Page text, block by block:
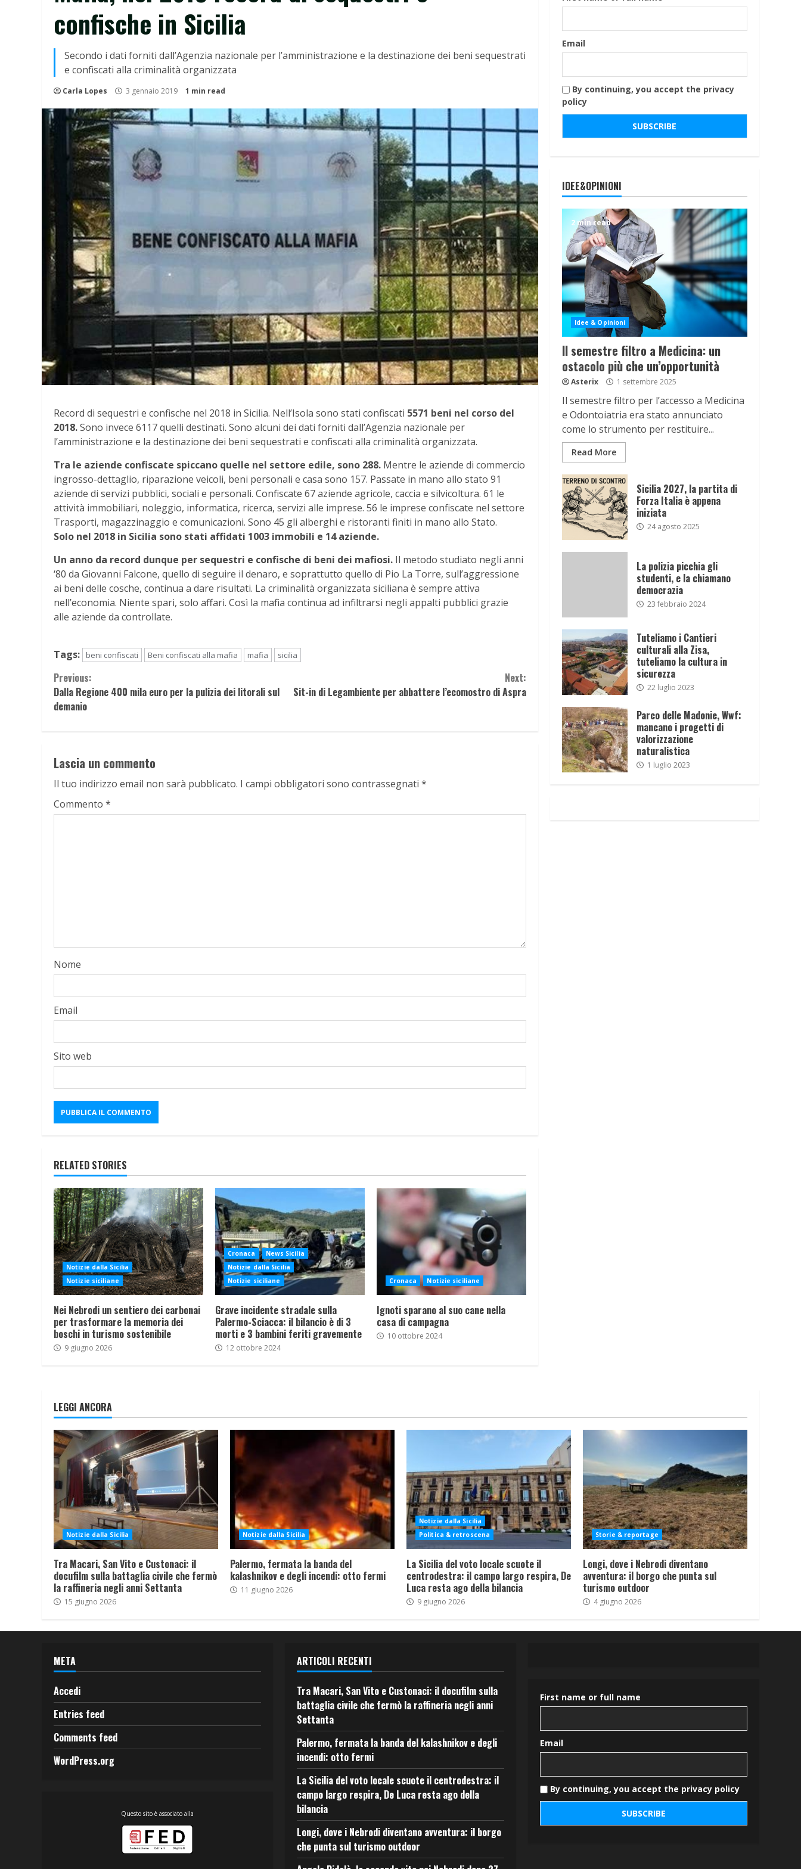
confische in Sicilia
Secondo i dati forniti dall’Agenzia nazionale per l’amministrazione e la destinazione dei beni sequestrati
e confiscati alla criminalità organizzata
Carla Lopes 3 gennaio 2019 1 min read
Record di sequestri e confische nel 2018 in Sicilia. Nell’Isola sono stati confiscati 5571 beni nel corso del
2018.Sono invece 6117 quelli destinati. Sono alcuni dei dati forniti dall’Agenzia nazionale per
l’amministrazione e la destinazione dei beni sequestrati e confiscati alla criminalità organizzata.
Tra le aziende confiscate spiccano quelle nel settore edile, sono 288. Mentre le aziende di commercio
ingrosso-dettaglio, riparazione veicoli, beni personali e casa sono 157. Passate in mano allo stato 91
aziende di servizi pubblici, sociali e personali. Confiscate 67 aziende agricole, caccia e silvicoltura. 61 le
attività immobiliari, noleggio, informatica, ricerca, servizi alle imprese. 56 le imprese confiscate nel settore
Trasporti, magazzinaggio e comunicazioni. Sono 45 gli alberghi e ristoranti finiti in mano allo Stato.
Solo nel 2018 in Sicilia sono stati affidati 1003 immobili e 14 aziende.
Un anno da record dunque per sequestri e confische di beni dei mafiosi. Il metodo studiato negli anni
‘80 da Giovanni Falcone, quello di seguire il denaro, e soprattutto quello di Pio La Torre, sull’aggressione
ai beni delle cosche, continua a dare risultati. La criminalità organizzata siciliana è sempre attiva
nell’economia. Niente spari, solo affari. Così la mafia continua ad infiltrarsi negli appalti pubblici grazie
alle aziende da controllate.
Tags: beni confiscati Beni confiscati alla mafia mafia sicilia
Continue
Reading
Previous:
Dalla Regione 400 mila euro per la pulizia dei litorali sul
demanio
Next:
Sit-in di Legambiente per abbattere l’ecomostro di Aspra
Lascia un commento
Il tuo indirizzo email non sarà pubblicato. I campi obbligatori sono contrassegnati *
Commento *
Nome
Email
Sito web
RELATED STORIES
Notizie dalla Sicilia
Notizie siciliane
Nei Nebrodi un sentiero dei carbonai
per trasformare la memoria dei
boschi in turismo sostenibile
9 giugno 2026
Cronaca
News Sicilia
Notizie dalla Sicilia
Notizie siciliane
Grave incidente stradale sulla
Palermo-Sciacca: il bilancio è di 3
morti e 3 bambini feriti gravemente
12 ottobre 2024
Cronaca Notizie siciliane
Ignoti sparano al suo cane nella
casa di campagna
10 ottobre 2024
Email
By continuing, you accept the privacy
policy
IDEE&OPINIONI
2 min read
Idee & Opinioni
Il semestre filtro a Medicina: un
ostacolo più che un’opportunità
Asterix 1 settembre 2025
Il semestre filtro per l’accesso a Medicina
e Odontoiatria era stato annunciato
come lo strumento per restituire...
Read More
Sicilia 2027, la partita di
Forza Italia è appena
iniziata
24 agosto 2025
La polizia picchia gli
studenti, e la chiamano
democrazia
23 febbraio 2024
Tuteliamo i Cantieri
culturali alla Zisa,
tuteliamo la cultura in
sicurezza
22 luglio 2023
Parco delle Madonie, Wwf:
mancano i progetti di
valorizzazione
naturalistica
1 luglio 2023
LEGGI ANCORA
Notizie dalla Sicilia
Tra Macari, San Vito e Custonaci: il
docufilm sulla battaglia civile che fermò
la raffineria negli anni Settanta
15 giugno 2026
Notizie dalla Sicilia
Palermo, fermata la banda del
kalashnikov e degli incendi: otto fermi
11 giugno 2026
Notizie dalla Sicilia
Politica & retroscena
La Sicilia del voto locale scuote il
centrodestra: il campo largo respira, De
Luca resta ago della bilancia
9 giugno 2026
Storie & reportage
Longi, dove i Nebrodi diventano
avventura: il borgo che punta sul
turismo outdoor
4 giugno 2026
META
Accedi
Entries feed
Comments feed
WordPress.org
Questo sito è associato alla
ARTICOLI RECENTI
Tra Macari, San Vito e Custonaci: il docufilm sulla
battaglia civile che fermò la raffineria negli anni
Settanta
Palermo, fermata la banda del kalashnikov e degli
incendi: otto fermi
La Sicilia del voto locale scuote il centrodestra: il
campo largo respira, De Luca resta ago della
bilancia
Longi, dove i Nebrodi diventano avventura: il borgo
che punta sul turismo outdoor
First name or full name
Email
By continuing, you accept the privacy policy